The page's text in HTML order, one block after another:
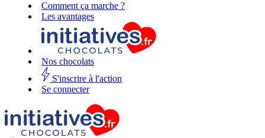
Comment ça marche ?
Les avantages
Nos chocolats
S'inscrire à l'action
Se connecter